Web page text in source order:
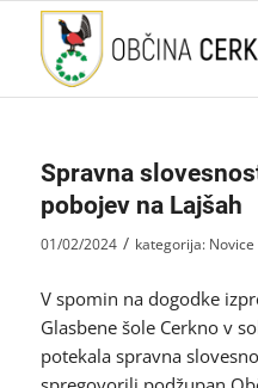
Spravna
pobojev na Lajšah
01/02/2024 / kategorija: Novice
V spomin na dogodke
Glasbene šole Cerkno v
potekala spravna